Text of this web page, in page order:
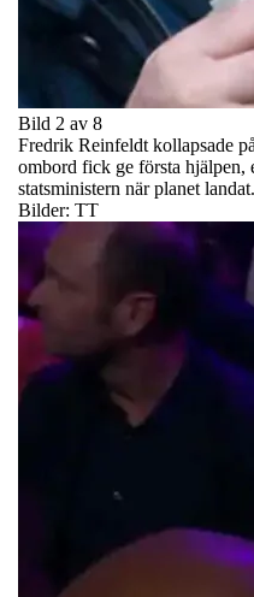
Bild 2 av 8
Fredrik Reinfeldt kollapsade
ombord fick ge första hjälpen,
statsministern när planet landat.
Bilder: TT